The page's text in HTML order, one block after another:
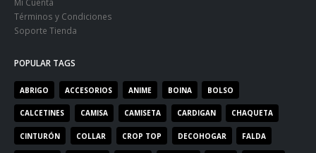
Términos y Condiciones
Soporte Tienda
POPULAR TAGS
ABRIGO ACCESORIOS ANIME BOINA BOLSO
CALCETINES CAMISA CAMISETA CARDIGAN CHAQUETA
CINTURÓN COLLAR CROP TOP DECOHOGAR FALDA